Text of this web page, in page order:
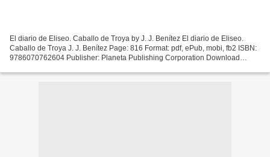
El diario de Eliseo. Caballo de Troya by J. J. Benítez El diario de Eliseo.
Caballo de Troya J. J. Benítez Page: 816 Format: pdf, ePub, mobi, fb2 ISBN:
9786070762604 Publisher: Planeta Publishing Corporation Download